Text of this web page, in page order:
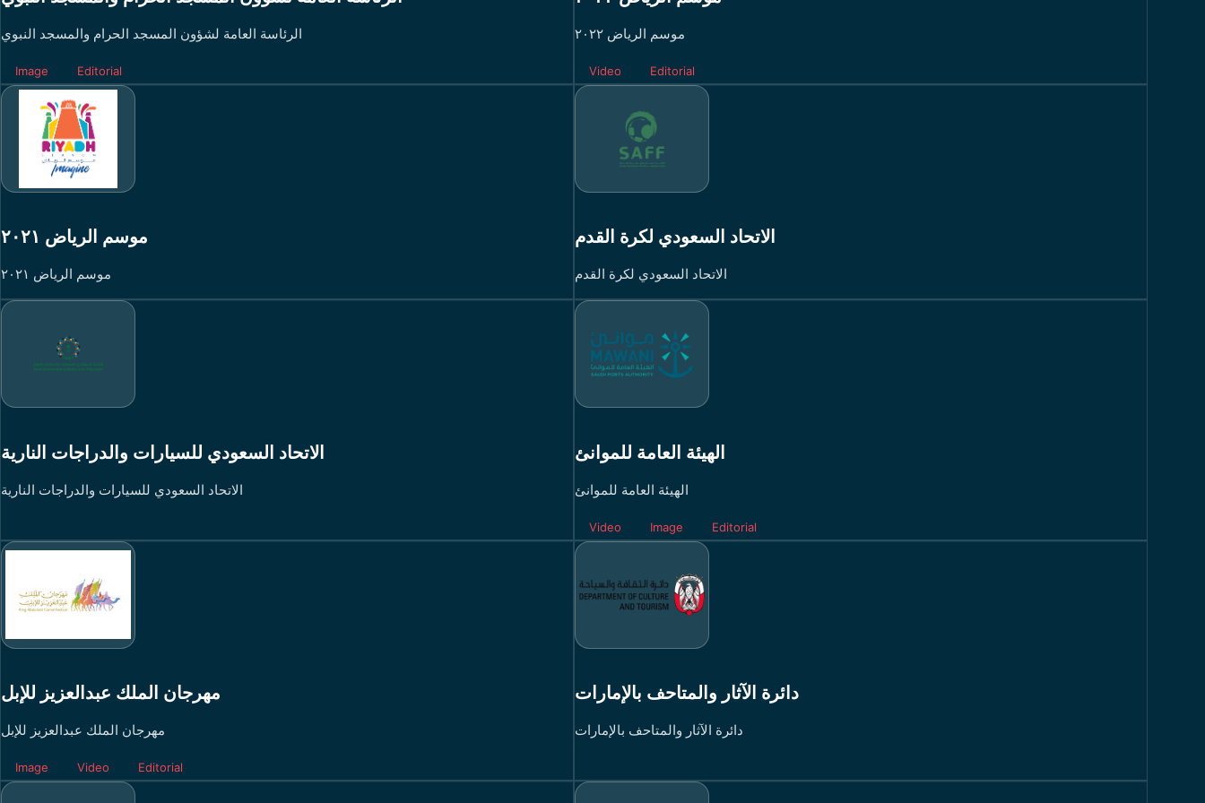
الرئاسة العامة لشؤون المسجد الحرام والمسجد النبوي
Image Editorial
موسم الرياض ٢٠٢٢
Video Editorial
موسم الرياض ٢٠٢١
موسم الرياض ٢٠٢١
الاتحاد السعودي لكرة القدم
الاتحاد السعودي لكرة القدم
الاتحاد السعودي للسيارات والدراجات النارية
الاتحاد السعودي للسيارات والدراجات النارية
الهيئة العامة للموانئ
الهيئة العامة للموانئ
Video Image Editorial
مهرجان الملك عبدالعزيز للإبل
مهرجان الملك عبدالعزيز للإبل
Image Video Editorial
دائرة الآثار والمتاحف بالإمارات
دائرة الآثار والمتاحف بالإمارات